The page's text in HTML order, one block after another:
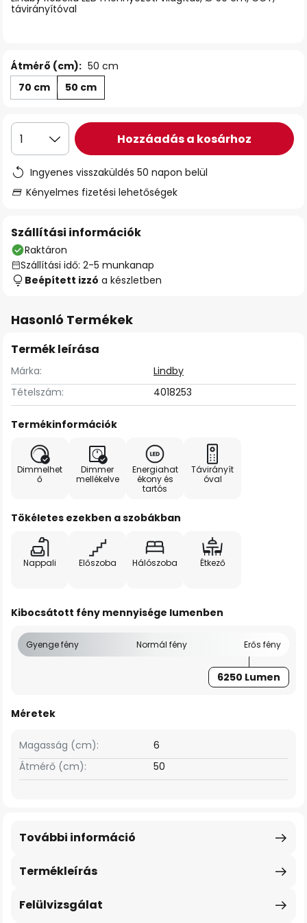
távirányítóval
Átmérő (cm): 50 cm
70 cm
50 cm
1 Hozzáadás a kosárhoz
Ingyenes visszaküldés 50 napon belül
Kényelmes fizetési lehetőségek
Szállítási információk
Raktáron
Szállítási idő: 2-5 munkanap
Beépített izzó a készletben
Hasonló Termékek
Termék leírása
Márka:
Lindby
Tételszám:
4018253
Termékinformációk
Dimmelhet
ő
Dimmer
mellékelve
Energiahat
ékony és
tartós
Távirányít
óval
Tökéletes ezekben a szobákban
Nappali Előszoba Hálószoba Étkező
Kibocsátott fény mennyisége lumenben
Gyenge fény Normál fény Erős fény
6250 Lumen
Méretek
Magasság (cm):
6
Átmérő (cm):
50
Termékleírás
További információ
Felülvizsgálat